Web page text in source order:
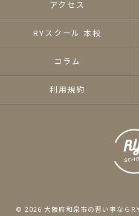
アクセス
RYスクール 本校
コラム
利用規約
© 2026 大阪府和泉市の習い事なら